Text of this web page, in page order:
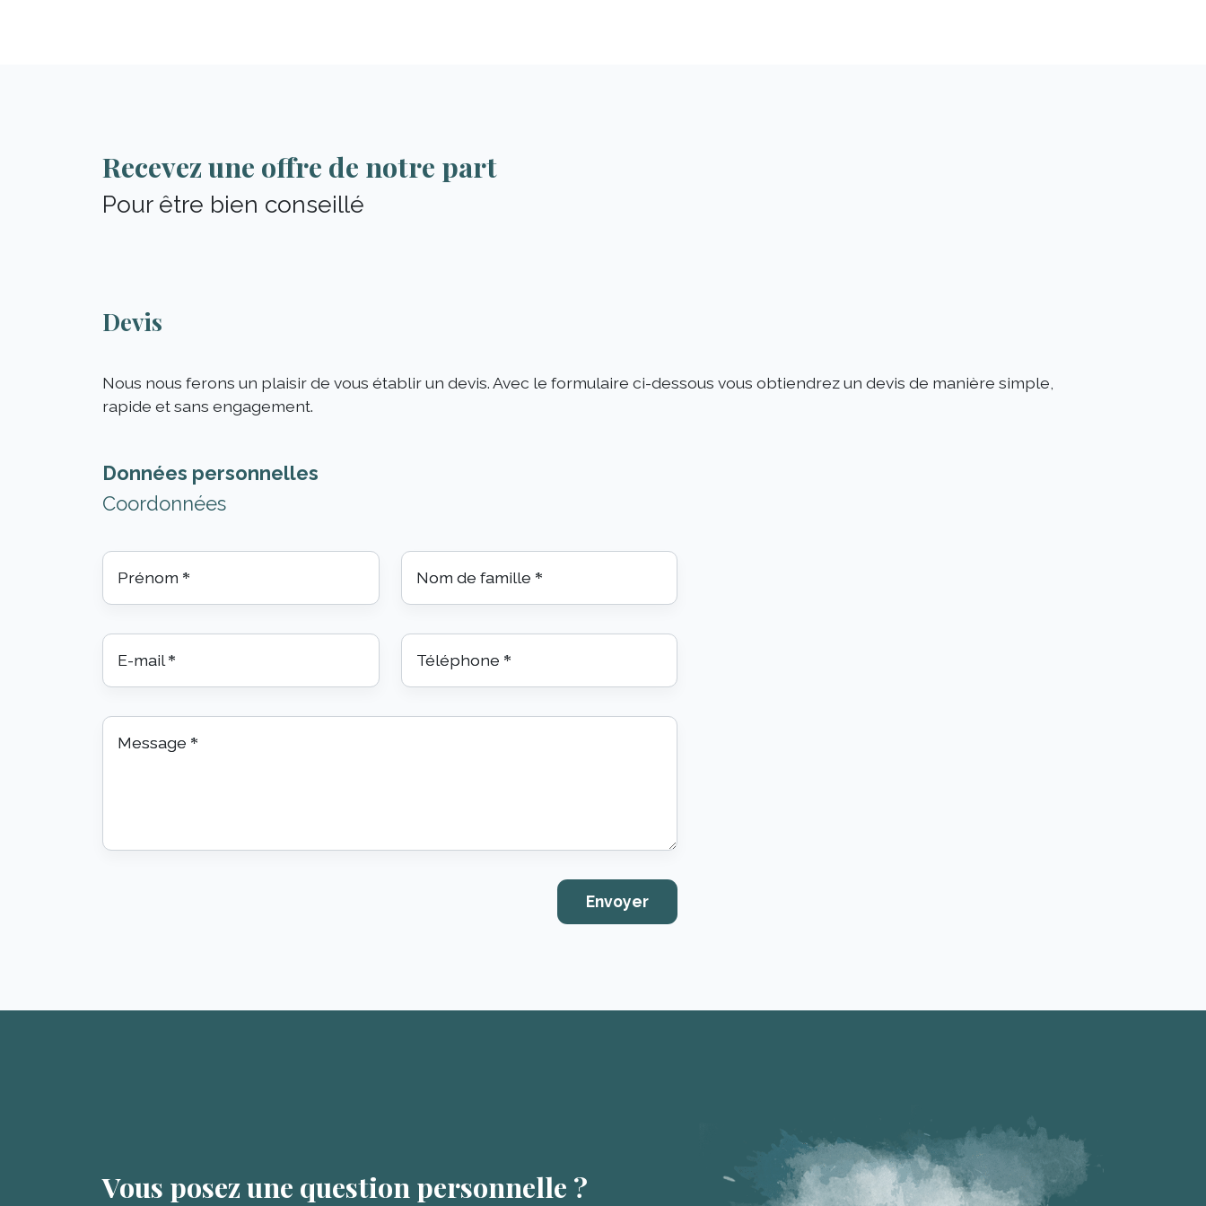
Recevez une offre de notre part
Pour être bien conseillé
Devis
Nous nous ferons un plaisir de vous établir un devis. Avec le formulaire ci-dessous vous obtiendrez un devis de manière simple,
rapide et sans engagement.
Données personnelles
Coordonnées
Prénom * Nom de famille *
E-mail * Téléphone *
Message *
Vous posez une question personnelle ?